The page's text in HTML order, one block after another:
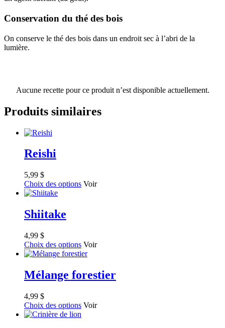
Conservation du thé des bois
On conserve le thé des bois dans un endroit sec à l’abri de la
lumière.
Aucune recette pour ce produit n’est disponible actuellement.
Produits similaires
Reishi
5,99 $
Choix des options Voir
Shiitake
4,99 $
Choix des options Voir
Mélange forestier
4,99 $
Choix des options Voir